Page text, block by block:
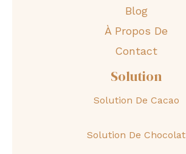
Blog
À Propos De
Contact
Solution
Solution De Cacao
Solution De Chocolat